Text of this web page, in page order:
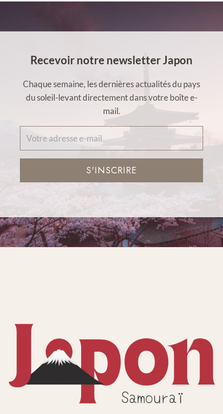
Recevoir notre newsletter Japon
Chaque semaine, les dernières actualités du pays
du soleil-levant directement dans votre boîte e-
mail.
S'INSCRIRE